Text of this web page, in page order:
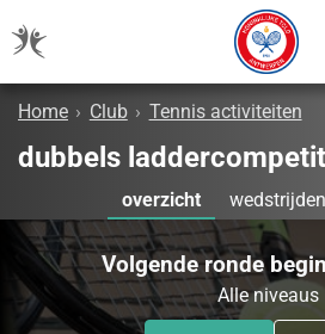
Home › Club › Tennis activiteiten
dubbels
overzicht wedstrijden
Volgende ronde
Alle niveaus